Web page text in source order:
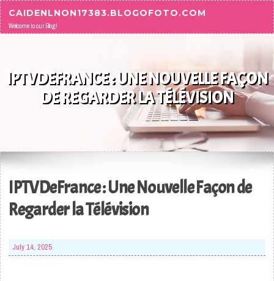
Skip to content
CAIDENLNON17383.BLOGOFOTO.COM
Welcome to our Blog!
IPTVDEFRANCE : UNE NOUVELLE FAÇON
DE REGARDER LA TÉLÉVISION
IPTVDeFrance : Une Nouvelle Façon de
Regarder la Télévision
July 14, 2025